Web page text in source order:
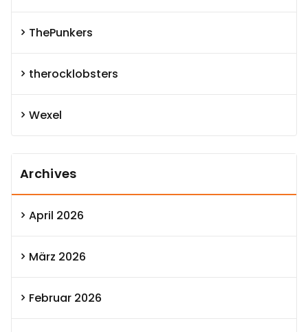
ThePunkers
therocklobsters
Wexel
Archives
April 2026
März 2026
Februar 2026